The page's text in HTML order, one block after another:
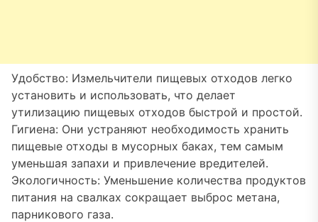
Удобство: Измельчители пищевых отходов легко
установить и использовать, что делает
утилизацию пищевых отходов быстрой и простой.
Гигиена: Они устраняют необходимость хранить
пищевые отходы в мусорных баках, тем самым
уменьшая запахи и привлечение вредителей.
Экологичность: Уменьшение количества продуктов
питания на свалках сокращает выброс метана,
парникового газа.